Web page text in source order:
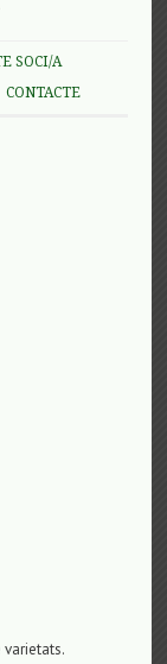
SOCI/A
CONTACTE
varietats.